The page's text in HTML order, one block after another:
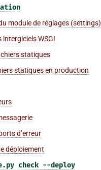
module de réglages (settings)
WSGI
statiques
statiques en production
d’erreur
déploiement
check --deploy